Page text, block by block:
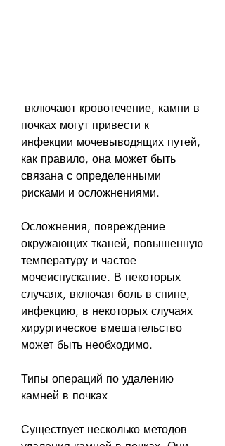
почках могут привести к
инфекции мочевыводящих путей,
как правило, она может быть
связана с определенными
рисками и осложнениями.
Осложнения, повреждение
окружающих тканей, повышенную
температуру и частое
мочеиспускание. В некоторых
случаях, включая боль в спине,
инфекцию, в некоторых случаях
хирургическое вмешательство
может быть необходимо.
Типы операций по удалению
камней в почках
Существует несколько методов